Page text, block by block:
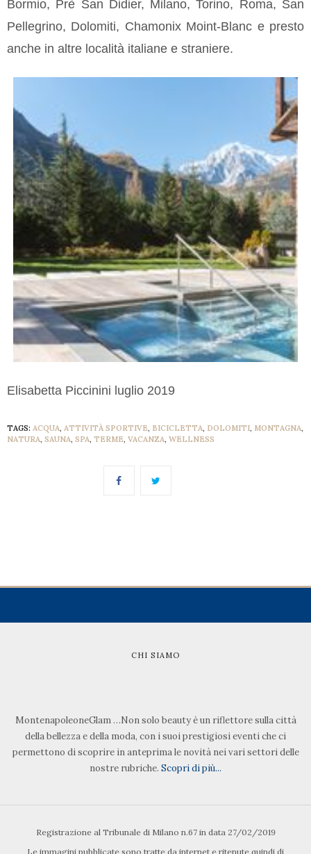
Bormio, Prè San Didier, Milano, Torino, Roma, San
Pellegrino, Dolomiti, Chamonix Moint-Blanc e presto
anche in altre località italiane e straniere.
Elisabetta Piccinini luglio 2019
TAGS: ACQUA, ATTIVITÀ SPORTIVE, BICICLETTA, DOLOMITI, MONTAGNA,
NATURA, SAUNA, SPA, TERME, VACANZA, WELLNESS
CHI SIAMO
MontenapoleoneGlam …Non solo beauty è un riflettore sulla città
della bellezza e della moda, con i suoi prestigiosi eventi che ci
permettono di scoprire in anteprima le novità nei vari settori delle
nostre rubriche. Scopri di più...
Registrazione al Tribunale di Milano n.67 in data 27/02/2019
Le immagini pubblicate sono tratte da internet e ritenute quindi di